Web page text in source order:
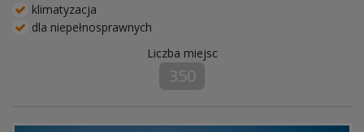
klimatyzacja
dla niepełnosprawnych
Liczba miejsc
350